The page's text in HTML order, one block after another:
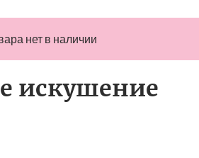
нет в наличии
искушение